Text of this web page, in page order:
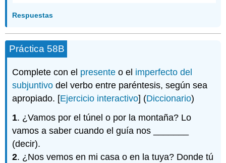
Respuestas
Práctica 58B
Complete con el presente o el imperfecto del
subjuntivo del verbo entre paréntesis, según sea
apropiado. [Ejercicio interactivo] (Diccionario)
1. ¿Vamos por el túnel o por la montaña? Lo
vamos a saber cuando el guía nos _______
(decir).
2. ¿Nos vemos en mi casa o en la tuya? Donde tú